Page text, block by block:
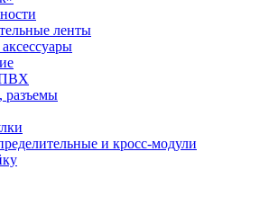
ленты
ПВХ
разъемы
и кросс-модули